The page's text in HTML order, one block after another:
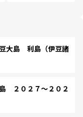
大島 利島（伊豆諸
２０２７～２０２